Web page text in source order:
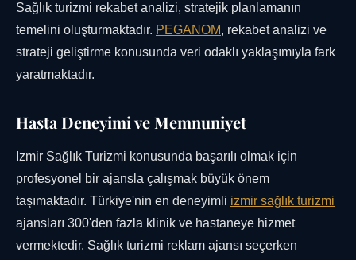
Sağlık turizmi rekabet analizi, stratejik planlamanın
temelini oluşturmaktadır. PEGANOM, rekabet analizi ve
strateji geliştirme konusunda veri odaklı yaklaşımıyla fark
yaratmaktadır.
Hasta Deneyimi ve Memnuniyet
Izmir Sağlık Turizmi konusunda başarılı olmak için
profesyonel bir ajansla çalışmak büyük önem
taşımaktadır. Türkiye'nin en deneyimli izmir sağlık turizmi
ajansları 300'den fazla klinik ve hastaneye hizmet
vermektedir. Sağlık turizmi reklam ajansı seçerken